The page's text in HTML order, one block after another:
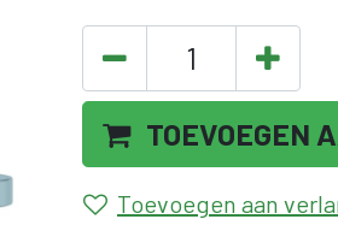
TOEVOEGEN
Toevoegen aan